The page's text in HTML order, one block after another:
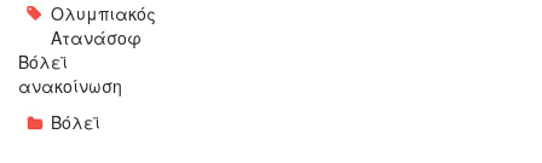
Ολυμπιακός
Ατανάσοφ
Βόλεϊ
ανακοίνωση
Βόλεϊ